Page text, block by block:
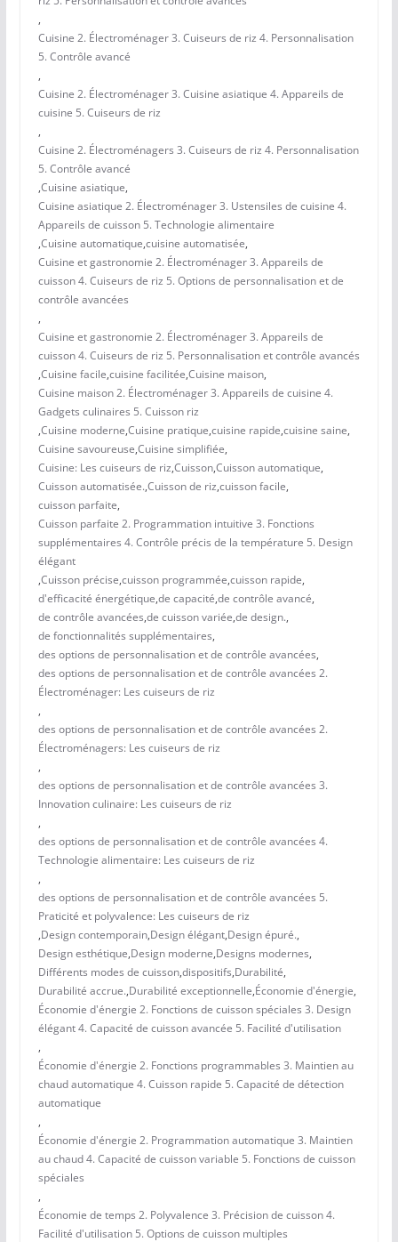
,
Cuisine 2. Électroménager 3. Cuiseurs de riz 4. Personnalisation
5. Contrôle avancé
,
Cuisine 2. Électroménager 3. Cuisine asiatique 4. Appareils de
cuisine 5. Cuiseurs de riz
,
Cuisine 2. Électroménagers 3. Cuiseurs de riz 4. Personnalisation
5. Contrôle avancé
,Cuisine asiatique,
Cuisine asiatique 2. Électroménager 3. Ustensiles de cuisine 4.
Appareils de cuisson 5. Technologie alimentaire
,Cuisine automatique,cuisine automatisée,
Cuisine et gastronomie 2. Électroménager 3. Appareils de
cuisson 4. Cuiseurs de riz 5. Options de personnalisation et de
contrôle avancées
,
Cuisine et gastronomie 2. Électroménager 3. Appareils de
cuisson 4. Cuiseurs de riz 5. Personnalisation et contrôle avancés
,Cuisine facile,cuisine facilitée,Cuisine maison,
Cuisine maison 2. Électroménager 3. Appareils de cuisine 4.
Gadgets culinaires 5. Cuisson riz
,Cuisine moderne,Cuisine pratique,cuisine rapide,cuisine saine,
Cuisine savoureuse,Cuisine simplifiée,
Cuisine: Les cuiseurs de riz,Cuisson,Cuisson automatique,
Cuisson automatisée.,Cuisson de riz,cuisson facile,
cuisson parfaite,
Cuisson parfaite 2. Programmation intuitive 3. Fonctions
supplémentaires 4. Contrôle précis de la température 5. Design
élégant
,Cuisson précise,cuisson programmée,cuisson rapide,
d'efficacité énergétique,de capacité,de contrôle avancé,
de contrôle avancées,de cuisson variée,de design.,
de fonctionnalités supplémentaires,
des options de personnalisation et de contrôle avancées,
des options de personnalisation et de contrôle avancées 2.
Électroménager: Les cuiseurs de riz
,
des options de personnalisation et de contrôle avancées 2.
Électroménagers: Les cuiseurs de riz
,
des options de personnalisation et de contrôle avancées 3.
Innovation culinaire: Les cuiseurs de riz
,
des options de personnalisation et de contrôle avancées 4.
Technologie alimentaire: Les cuiseurs de riz
,
des options de personnalisation et de contrôle avancées 5.
Praticité et polyvalence: Les cuiseurs de riz
,Design contemporain,Design élégant,Design épuré.,
Design esthétique,Design moderne,Designs modernes,
Différents modes de cuisson,dispositifs,Durabilité,
Durabilité accrue.,Durabilité exceptionnelle,Économie d'énergie,
Économie d'énergie 2. Fonctions de cuisson spéciales 3. Design
élégant 4. Capacité de cuisson avancée 5. Facilité d'utilisation
,
Économie d'énergie 2. Fonctions programmables 3. Maintien au
chaud automatique 4. Cuisson rapide 5. Capacité de détection
automatique
,
Économie d'énergie 2. Programmation automatique 3. Maintien
au chaud 4. Capacité de cuisson variable 5. Fonctions de cuisson
spéciales
,
Économie de temps 2. Polyvalence 3. Précision de cuisson 4.
Facilité d'utilisation 5. Options de cuisson multiples